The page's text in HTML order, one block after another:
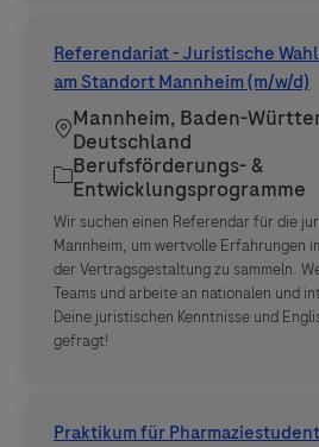
Referendariat - Juristische
am Standort Mannheim (m/w/d)
Standort
Mannheim, Baden-
Deutschland
Kategorie
Berufsförderungs- &
Entwicklungsprogramme
Wir suchen einen Referendar für die
Mannheim, um wertvolle Erfahrungen
der Vertragsgestaltung zu sammeln.
Teams und arbeite an nationalen und
Deine juristischen Kenntnisse und
gefragt!
Praktikum für